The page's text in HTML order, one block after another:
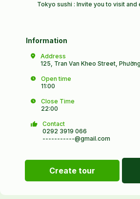
Tokyo sushi : Invite you to visit and
Information
Address
125, Tran Van Kheo Street,
Open time
11:00
Close Time
22:00
Contact
0292 3919 066
-----------@gmail.com
Create tour